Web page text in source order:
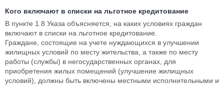
Кого включают в списки на льготное кредитование
В пункте 1.8 Указа объясняется, на каких условиях граждан
включают в списки на льготное кредитование.
Граждане, состоящие на учете нуждающихся в улучшении
жилищных условий по месту жительства, а также по месту
работы (службы) в негосударственных органах, для
приобретения жилых помещений (улучшение жилищных
условий), должны быть включены местными исполнительными и